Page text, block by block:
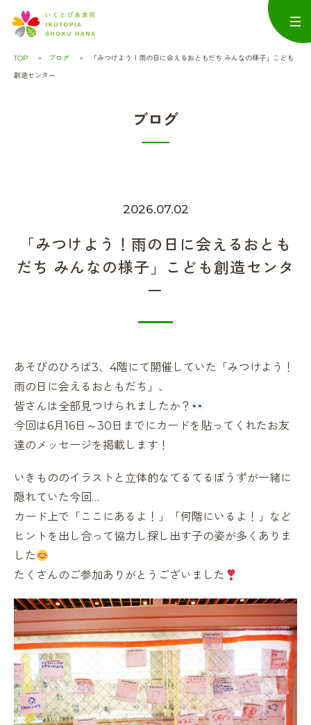
TOP ブログ
「みつけよう！雨の日に会えるおともだち みんなの様子」こども
創造センター
ブログ
2026.07.02
「みつけよう！雨の日に会えるおとも
だち みんなの様子」こども創造センタ
ー
あそびのひろば3、 4階にて開催していた「みつけよう！
雨の日に会えるおともだち」、
皆さんは全部見つけられましたか？
今回は6月 16日～30 日までにカードを貼ってくれたお友
達のメッセージを掲載します！
いきもののイラストと立体的なてるてるぼうずが一緒に
隠れていた今回…
カード上で「ここにあるよ！」「何階にいるよ！」など
ヒントを出し合って協力し探し出す子の姿が多くありま
した
たくさんのご参加ありがとうございました